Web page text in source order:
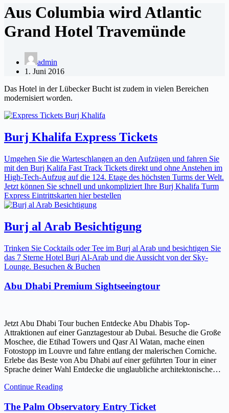
Aus Columbia wird Atlantic
Grand Hotel Travemünde
admin
1. Juni 2016
Das Hotel in der Lübecker Bucht ist zudem in vielen Bereichen
modernisiert worden.
Burj Khalifa Express Tickets
Umgehen Sie die Warteschlangen an den Aufzügen und fahren Sie
mit den Burj Kalifa Fast Track Tickets direkt und ohne Anstehen im
High-Tech-Aufzug auf die 124. Etage des höchsten Turms der Welt.
Jetzt können Sie schnell und unkompliziert Ihre Burj Khalifa Turm
Express Eintrittskarten hier bestellen
Burj al Arab Besichtigung
Trinken Sie Cocktails oder Tee im Burj al Arab und besichtigen Sie
das 7 Sterne Hotel Burj Al-Arab und die Aussicht von der Sky-
Lounge. Besuchen & Buchen
Abu Dhabi Premium Sightseeingtour
Jetzt Abu Dhabi Tour buchen Entdecke Abu Dhabis Top-
Attraktionen auf einer Ganztagestour ab Dubai. Besuche die Große
Moschee, die Etihad Towers und Qasr Al Watan, mache einen
Fotostopp im Louvre und fahre entlang der malerischen Corniche.
Erlebe das Beste von Abu Dhabi auf einer geführten Tour in einer
Sprache deiner Wahl Entdecke die unglaubliche architektonische…
Continue Reading
The Palm Observatory Entry Ticket